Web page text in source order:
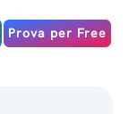
Prova per Free